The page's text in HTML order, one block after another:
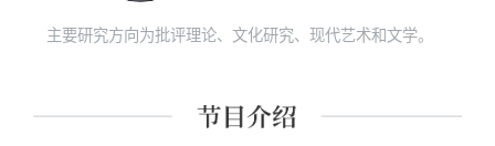
主要研究方向为批评理论、文化研究、现代艺术和文学。